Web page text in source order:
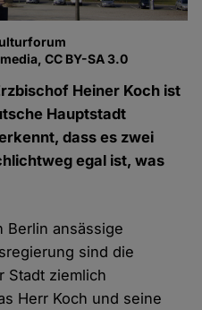
CC BY-SA 3.0
Heiner Koch ist
Hauptstadt
dass es zwei
egal ist, was
Berlin ansässige
sind die
Stadt ziemlich
Herr Koch und seine